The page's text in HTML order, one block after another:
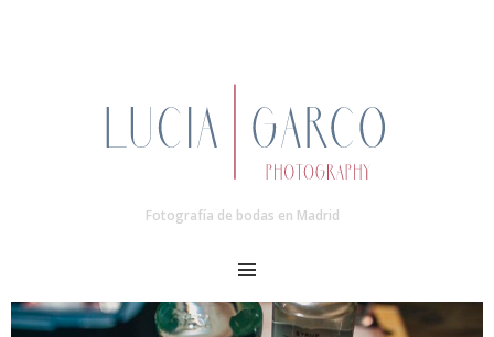
Fotografía de bodas en Madrid
MENU